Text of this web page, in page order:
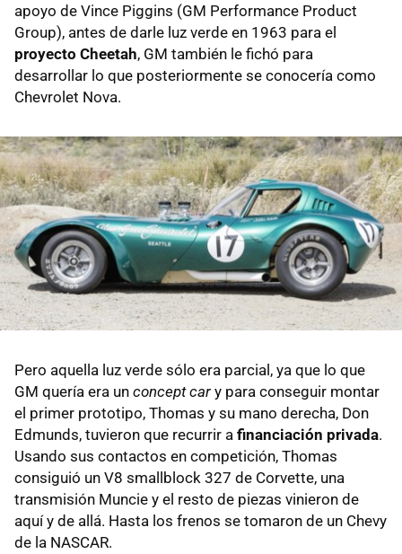
apoyo de Vince Piggins (GM Performance Product
Group), antes de darle luz verde en 1963 para el
proyecto Cheetah, GM también le fichó para
desarrollar lo que posteriormente se conocería como
Chevrolet Nova.
Pero aquella luz verde sólo era parcial, ya que lo que
GM quería era un concept car y para conseguir montar
el primer prototipo, Thomas y su mano derecha, Don
Edmunds, tuvieron que recurrir a financiación privada.
Usando sus contactos en competición, Thomas
consiguió un V8 smallblock 327 de Corvette, una
transmisión Muncie y el resto de piezas vinieron de
aquí y de allá. Hasta los frenos se tomaron de un Chevy
de la NASCAR.